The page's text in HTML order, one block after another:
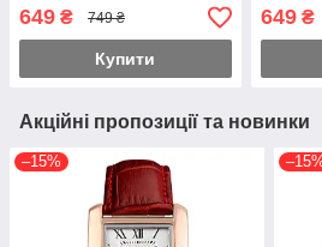
649 ₴ 749 ₴
Купити
649₴
Акційні пропозиції та новинки
–15%